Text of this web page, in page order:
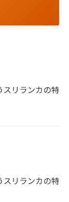
スリランカの特
スリランカの特